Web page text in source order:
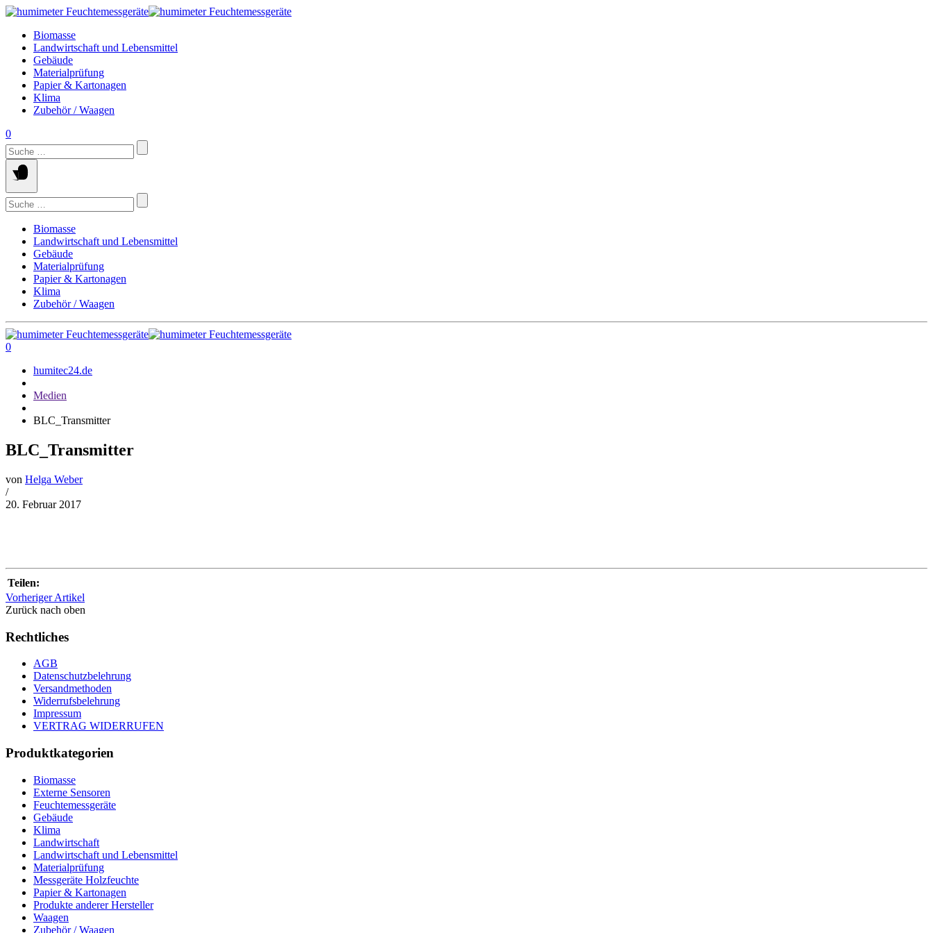
Springe
Inhalt
Biomasse
Landwirtschaft und Lebensmittel
Gebäude
Materialprüfung
Papier & Kartonagen
Klima
Zubehör / Waagen
0
Suchen
nach:
Suchen
nach:
Biomasse
Landwirtschaft und Lebensmittel
Gebäude
Materialprüfung
Papier & Kartonagen
Klima
Zubehör / Waagen
0
humitec24.de
Medien
BLC_Transmitter
BLC_Transmitter
von Helga Weber
/
20. Februar 2017
Teilen:
Vorheriger Artikel
Zurück nach oben
Rechtliches
AGB
Datenschutzbelehrung
Versandmethoden
Widerrufsbelehrung
Impressum
VERTRAG WIDERRUFEN
Produktkategorien
Biomasse
Externe Sensoren
Feuchtemessgeräte
Gebäude
Klima
Landwirtschaft
Landwirtschaft und Lebensmittel
Materialprüfung
Messgeräte Holzfeuchte
Papier & Kartonagen
Produkte anderer Hersteller
Waagen
Zubehör / Waagen